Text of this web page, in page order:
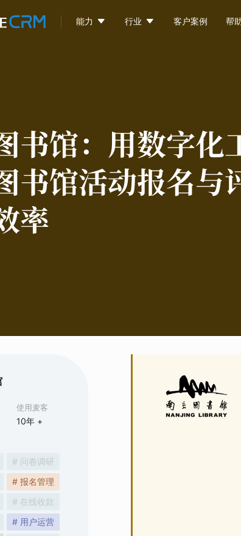
能力  行业  客户案例 帮
书馆： 用数字化
书馆活动报名与
率
使用麦客
10年 +
# 问卷调研
# 报名管理
# 在线收款
# 用户运营